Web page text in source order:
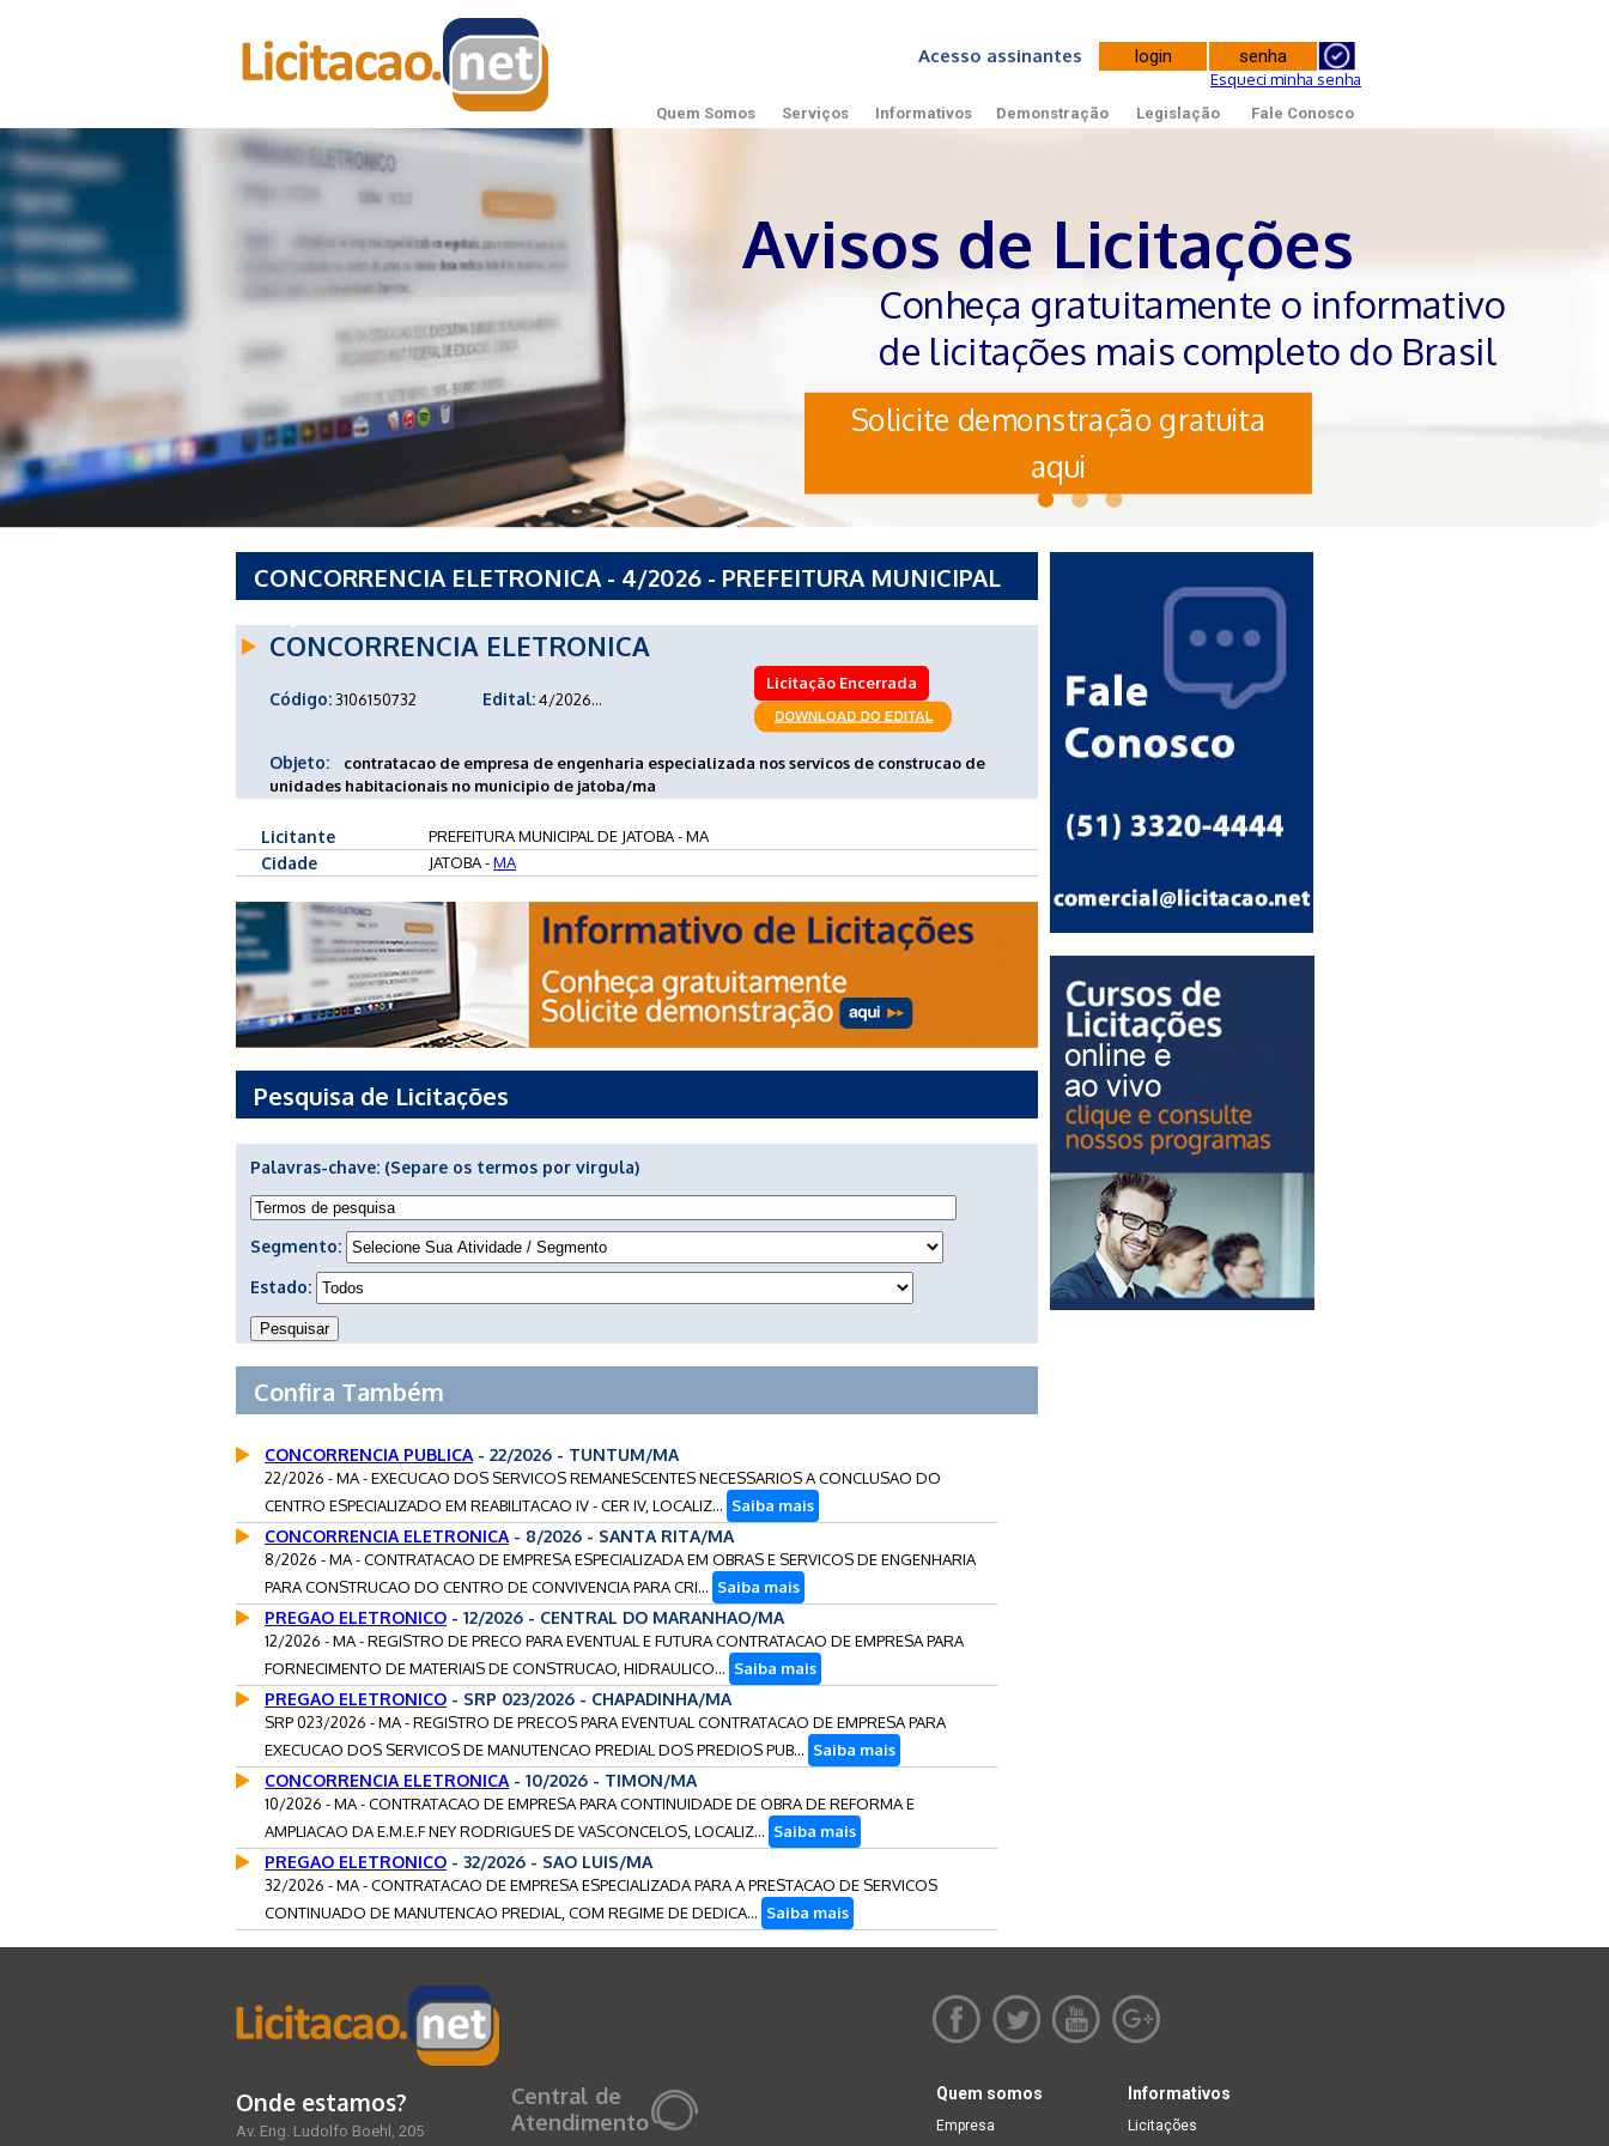
Acesso assinantes
Esqueci minha senha
Quem Somos Serviços Informativos Demonstração Legislação Fale Conosco
Avisos de Licitações
Conheça gratuitamente o informativo
de licitações mais completo do Brasil
Solicite demonstração gratuita
aqui
CONCORRENCIA ELETRONICA - 4/2026 - PREFEITURA MUNICIPAL
CONCORRENCIA ELETRONICA
Código:3106150732 Edital:4/2026...
Licitação Encerrada
Objeto:
contratacao de empresa de engenharia especializada nos servicos de construcao de
unidades habitacionais no municipio de jatoba/ma
Licitante PREFEITURA MUNICIPAL DE JATOBA - MA
Cidade JATOBA -MA
Pesquisa de Licitações
Palavras-chave: (Separe os termos por virgula)
Segmento:
Estado:
Confira Também
CONCORRENCIA PUBLICA - 22/2026 - TUNTUM/MA
22/2026 - MA - EXECUCAO DOS SERVICOS REMANESCENTES NECESSARIOS A CONCLUSAO DO
CENTRO ESPECIALIZADO EM REABILITACAO IV - CER IV, LOCALIZ... Saiba mais
CONCORRENCIA ELETRONICA - 8/2026 - SANTA RITA/MA
8/2026 - MA - CONTRATACAO DE EMPRESA ESPECIALIZADA EM OBRAS E SERVICOS DE ENGENHARIA
PARA CONSTRUCAO DO CENTRO DE CONVIVENCIA PARA CRI... Saiba mais
PREGAO ELETRONICO - 12/2026 - CENTRAL DO MARANHAO/MA
12/2026 - MA - REGISTRO DE PRECO PARA EVENTUAL E FUTURA CONTRATACAO DE EMPRESA PARA
FORNECIMENTO DE MATERIAIS DE CONSTRUCAO, HIDRAULICO... Saiba mais
PREGAO ELETRONICO - SRP 023/2026 - CHAPADINHA/MA
SRP 023/2026 - MA - REGISTRO DE PRECOS PARA EVENTUAL CONTRATACAO DE EMPRESA PARA
EXECUCAO DOS SERVICOS DE MANUTENCAO PREDIAL DOS PREDIOS PUB... Saiba mais
CONCORRENCIA ELETRONICA - 10/2026 - TIMON/MA
10/2026 - MA - CONTRATACAO DE EMPRESA PARA CONTINUIDADE DE OBRA DE REFORMA E
AMPLIACAO DA E.M.E.F NEY RODRIGUES DE VASCONCELOS, LOCALIZ... Saiba mais
PREGAO ELETRONICO - 32/2026 - SAO LUIS/MA
32/2026 - MA - CONTRATACAO DE EMPRESA ESPECIALIZADA PARA A PRESTACAO DE SERVICOS
CONTINUADO DE MANUTENCAO PREDIAL, COM REGIME DE DEDICA... Saiba mais
Onde estamos?
Av. Eng. Ludolfo Boehl, 205
Central de
Atendimento
Quem somos
Empresa
Informativos
Licitações